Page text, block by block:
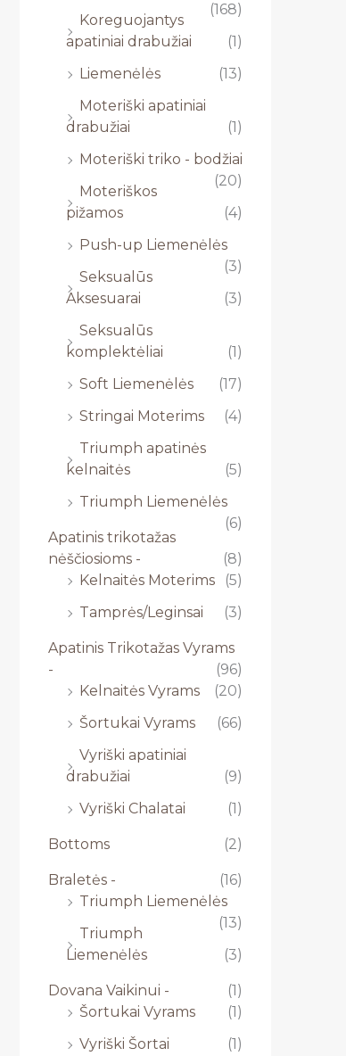
(168)
Koreguojantys
apatiniai drabužiai
(1)
Liemenėlės
(13)
Moteriški apatiniai
drabužiai
(1)
Moteriški triko - bodžiai
(20)
Moteriškos
pižamos
(4)
Push-up Liemenėlės
(3)
Seksualūs
Aksesuarai
(3)
Seksualūs
komplektėliai
(1)
Soft Liemenėlės
(17)
Stringai Moterims
(4)
Triumph apatinės
kelnaitės
(5)
Triumph Liemenėlės
(6)
Apatinis trikotažas
nėščiosioms -
(8)
Kelnaitės Moterims
(5)
Tamprės/Leginsai
(3)
Apatinis Trikotažas Vyrams
-
(96)
Kelnaitės Vyrams
(20)
Šortukai Vyrams
(66)
Vyriški apatiniai
drabužiai
(9)
Vyriški Chalatai
(1)
Bottoms (2)
Braletės -
(16)
Triumph Liemenėlės
(13)
Triumph
Liemenėlės
(3)
Dovana Vaikinui -
(1)
Šortukai Vyrams
(1)
Vyriški Šortai
(1)